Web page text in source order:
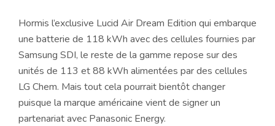
Hormis l’exclusive Lucid Air Dream Edition qui embarque
une batterie de 118 kWh avec des cellules fournies par
Samsung SDI, le reste de la gamme repose sur des
unités de 113 et 88 kWh alimentées par des cellules
LG Chem. Mais tout cela pourrait bientôt changer
puisque la marque américaine vient de signer un
partenariat avec Panasonic Energy.